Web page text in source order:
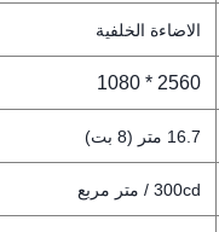
الاضاءة الخلفية
2560 * 1080
16.7 متر (8 بت)
300cd / متر مربع